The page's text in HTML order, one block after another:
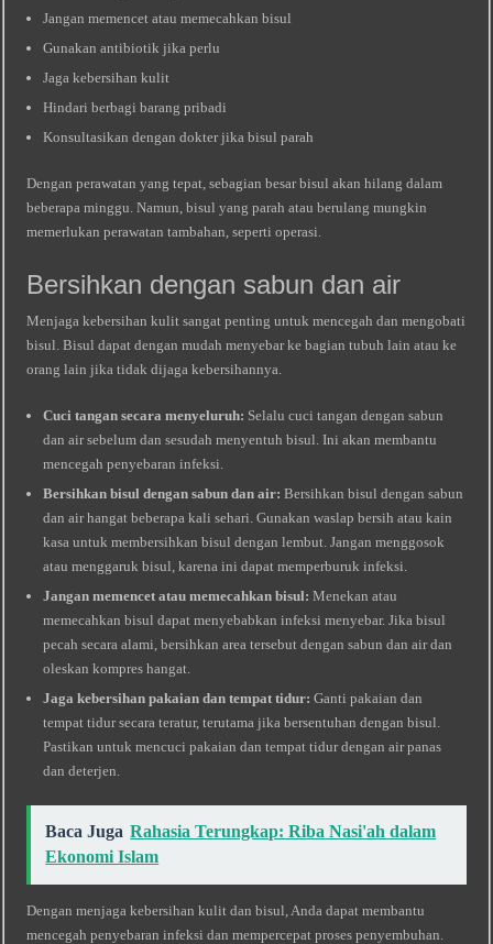
Jangan memencet atau memecahkan bisul
Gunakan antibiotik jika perlu
Jaga kebersihan kulit
Hindari berbagi barang pribadi
Konsultasikan dengan dokter jika bisul parah
Dengan perawatan yang tepat, sebagian besar bisul akan hilang dalam
beberapa minggu. Namun, bisul yang parah atau berulang mungkin
memerlukan perawatan tambahan, seperti operasi.
Bersihkan dengan sabun dan air
Menjaga kebersihan kulit sangat penting untuk mencegah dan mengobati
bisul. Bisul dapat dengan mudah menyebar ke bagian tubuh lain atau ke
orang lain jika tidak dijaga kebersihannya.
Cuci tangan secara menyeluruh: Selalu cuci tangan dengan sabun
dan air sebelum dan sesudah menyentuh bisul. Ini akan membantu
mencegah penyebaran infeksi.
Bersihkan bisul dengan sabun dan air: Bersihkan bisul dengan sabun
dan air hangat beberapa kali sehari. Gunakan waslap bersih atau kain
kasa untuk membersihkan bisul dengan lembut. Jangan menggosok
atau menggaruk bisul, karena ini dapat memperburuk infeksi.
Jangan memencet atau memecahkan bisul: Menekan atau
memecahkan bisul dapat menyebabkan infeksi menyebar. Jika bisul
pecah secara alami, bersihkan area tersebut dengan sabun dan air dan
oleskan kompres hangat.
Jaga kebersihan pakaian dan tempat tidur: Ganti pakaian dan
tempat tidur secara teratur, terutama jika bersentuhan dengan bisul.
Pastikan untuk mencuci pakaian dan tempat tidur dengan air panas
dan deterjen.
Baca Juga Rahasia Terungkap: Riba Nasi'ah dalam
Ekonomi Islam
Dengan menjaga kebersihan kulit dan bisul, Anda dapat membantu
mencegah penyebaran infeksi dan mempercepat proses penyembuhan.